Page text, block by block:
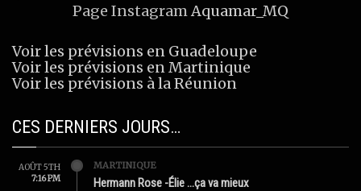
Page Instagram Aquamar_MQ
Voir les prévisions en Guadeloupe
Voir les prévisions en Martinique
Voir les prévisions à la Réunion
CES DERNIERS JOURS…
AOÛT 5TH
7:16 PM
MARTINIQUE
Hermann Rose -Élie …ça va mieux